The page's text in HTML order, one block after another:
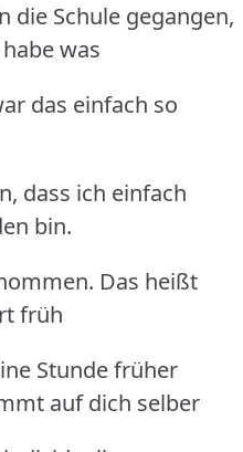
die Schule gegangen,
was
das einfach so
dass ich einfach
bin.
Das heißt
früh
Stunde früher
auf dich selber